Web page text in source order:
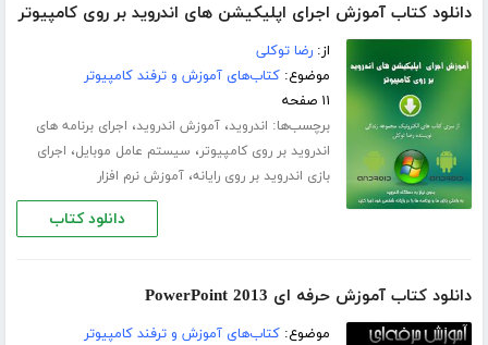
دانلود کتاب آموزش اجرای اپلیکیشن های اندروید بر روی کامپیوتر
از:رضا توکلی
موضوع:کتاب‌های آموزش و ترفند کامپیوتر
۱۱ صفحه
برچسب‌ها: اندروید،آموزش اندروید، اجرای برنامه های
اندروید بر روی کامپیوتر، سیستم عامل موبایل، اجرای
بازی اندروید بر روی رایانه،آموزش نرم افزار
دانلود کتاب
دانلود کتاب آموزش حرفه ای PowerPoint 2013
موضوع:کتاب‌های آموزش و ترفند کامپیوتر